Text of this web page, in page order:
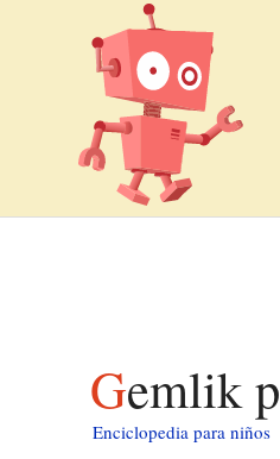
Gemlik
Enciclopedia para niños